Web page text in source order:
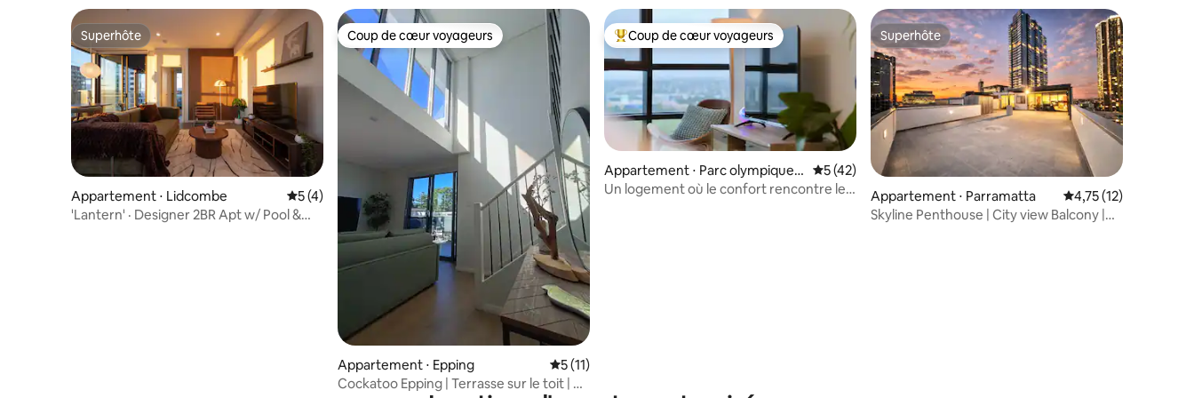
Superhôte
Superhôte
Appartement ⋅ Lidcombe Évaluation moyenne sur la base de 4 commentaires : 5 sur 5
5 (4)
'Lantern' · Designer 2BR Apt w/ Pool &
Coup de cœur voyageurs
Coup de cœur voyageurs
Appartement ⋅ Epping Évaluation moyenne sur la base de 11 commentaires : 5 sur 5
5 (11)
Cockatoo Epping | Terrasse sur le toit | À
Coups de cœur voyageurs les plus appréciés
Coup de cœur voyageurs
Appartement ⋅ Parc olympique d
e Sydney
Évaluation moyenne sur la base de 42 commentaires : 5 sur 5
5 (42)
Un logement où le confort rencontre le
Superhôte
Superhôte
Appartement ⋅ Parramatta Évaluation moyenne
4,75 (12)
Skyline Penthouse | City view Balcony |